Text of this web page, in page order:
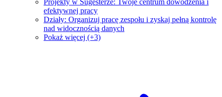
Projekty w Sugesterze: Twoje centrum dowodzenia i
efektywnej pracy
Działy: Organizuj pracę zespołu i zyskaj pełną kontrolę
nad widocznością danych
Pokaż więcej (+3)